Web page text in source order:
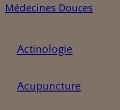
Médecines Douces
Actinologie
Acupuncture